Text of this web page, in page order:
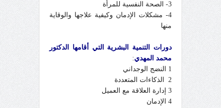
3- الصحة النفسية للمرأة
4- مشكلات الإدمان وكيفية علاجها والوقاية
منها
دورات التنمية البشرية التي أقامها الدكتور
محمد المهدي:
1 النضج الوجداني
2 الذكاءات المتعددة
3 إدارة العلاقة مع العميل
4 الإدمان